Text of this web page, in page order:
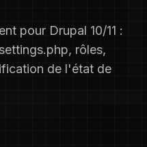
pour Drupal 10/11 :
rôles,
de l'état de